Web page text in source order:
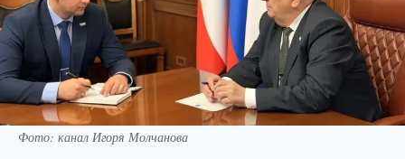
Фото: канал Игоря Молчанова